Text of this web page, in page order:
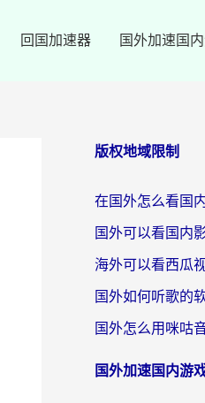
回国加速器 国外加速国
版权地域限制
国外加速国内游